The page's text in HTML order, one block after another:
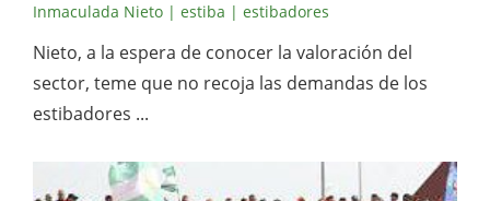
Inmaculada Nieto | estiba | estibadores
Nieto, a la espera de conocer la valoración del
sector, teme que no recoja las demandas de los
estibadores ...